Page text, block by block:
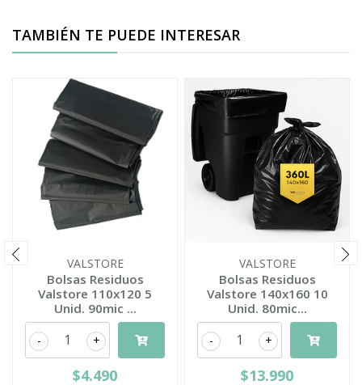
TAMBIÉN TE PUEDE INTERESAR
VALSTORE
Bolsas Residuos
Valstore 110x120 5
Unid. 90mic ...
+
-
$4.490
VALSTORE
Bolsas Residuos
Valstore 140x160 10
Unid. 80mic...
+
-
$13.990